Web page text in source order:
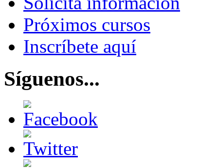
Próximos cursos
Inscríbete aquí
Síguenos...